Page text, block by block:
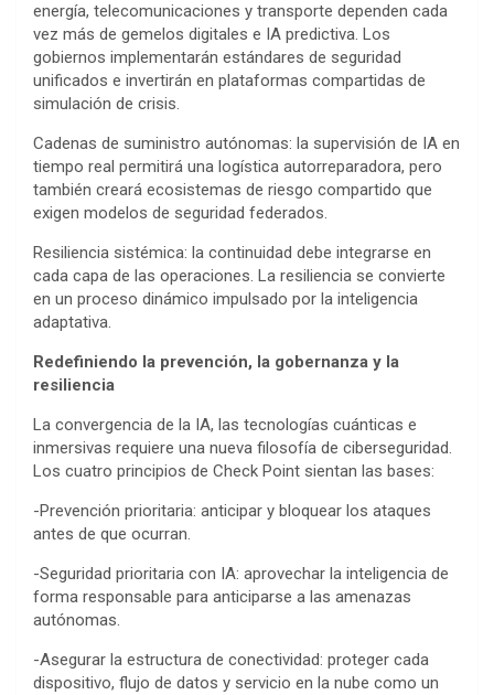
energía, telecomunicaciones y transporte dependen cada
vez más de gemelos digitales e IA predictiva. Los
gobiernos implementarán estándares de seguridad
unificados e invertirán en plataformas compartidas de
simulación de crisis.
Cadenas de suministro autónomas: la supervisión de IA en
tiempo real permitirá una logística autorreparadora, pero
también creará ecosistemas de riesgo compartido que
exigen modelos de seguridad federados.
Resiliencia sistémica: la continuidad debe integrarse en
cada capa de las operaciones. La resiliencia se convierte
en un proceso dinámico impulsado por la inteligencia
adaptativa.
Redefiniendo la prevención, la gobernanza y la
resiliencia
La convergencia de la IA, las tecnologías cuánticas e
inmersivas requiere una nueva filosofía de ciberseguridad.
Los cuatro principios de Check Point sientan las bases:
-Prevención prioritaria: anticipar y bloquear los ataques
antes de que ocurran.
-Seguridad prioritaria con IA: aprovechar la inteligencia de
forma responsable para anticiparse a las amenazas
autónomas.
-Asegurar la estructura de conectividad: proteger cada
dispositivo, flujo de datos y servicio en la nube como un